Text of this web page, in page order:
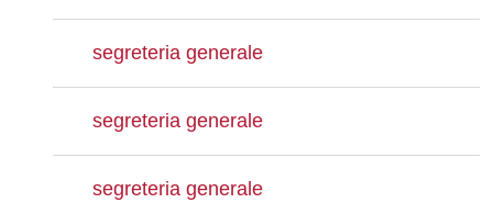
segreteria generale
segreteria generale
segreteria generale